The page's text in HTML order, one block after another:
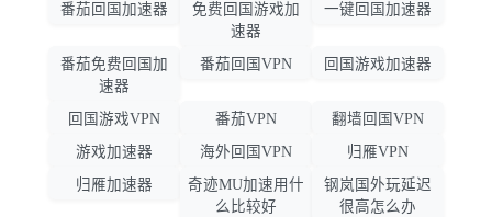
番茄回国加速器
免费回国游戏加
速器
一键回国加速器
番茄免费回国加
速器
番茄回国VPN 回国游戏加速器
回国游戏VPN 番茄VPN
翻墙回国VPN
游戏加速器
海外回国VPN
归雁VPN
归雁加速器
奇迹MU加速用什
么比较好
钢岚国外玩延迟
很高怎么办